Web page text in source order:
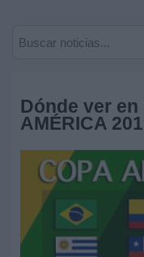
Dónde ver en
AMÉRICA
Noticias